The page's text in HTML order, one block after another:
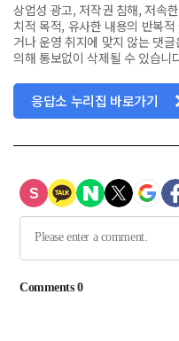
상업성 광고, 저작권 침해, 저속
치적 목적, 유사한 내용의 반복
거나 운영 취지에 맞지 않는 댓
의해 통보없이 삭제될 수 있습니
응답소 누리집 바로가기